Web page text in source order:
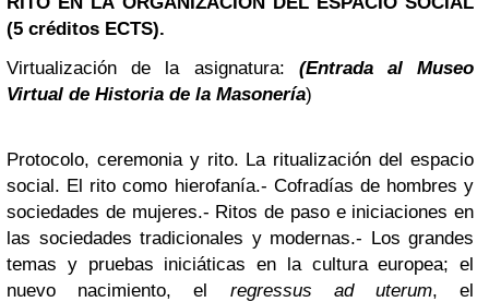
(5 créditos ECTS).
Virtualización de la asignatura: (Entrada al Museo
Virtual de Historia de la Masonería)
Protocolo, ceremonia y rito. La ritualización del espacio
social. El rito como hierofanía.- Cofradías de hombres y
sociedades de mujeres.- Ritos de paso e iniciaciones en
las sociedades tradicionales y modernas.- Los grandes
temas y pruebas iniciáticas en la cultura europea; el
nuevo nacimiento, el regressus ad uterum, el